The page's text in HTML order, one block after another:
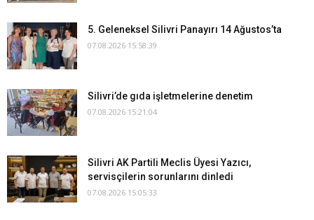
5. Geleneksel Silivri Panayırı 14 Ağustos’ta
07.08.2026 15:58:39
Silivri’de gıda işletmelerine denetim
07.08.2026 15:21:04
Silivri AK Partili Meclis Üyesi Yazıcı,
servisçilerin sorunlarını dinledi
07.08.2026 15:05:33